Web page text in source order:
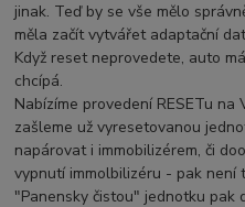
jinak. Teď by se vše mělo
měla začít vytvářet adaptační
Když reset neprovedete, auto
chcípá.
Nabízíme provedení RESETu na
zašleme už vyresetovanou
napárovat i immobilizérem, či
vypnutí immolbilizéru - pak není
"Panensky čistou" jednotku